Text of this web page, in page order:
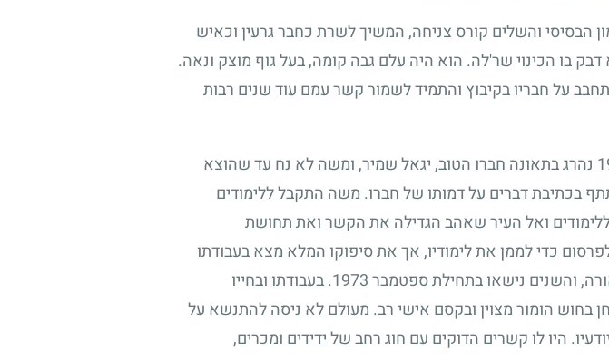
הבסיסי והשלים קורס צניחה, המשיך לשרת כחבר גרעין וכאיש
בו הכינוי שר'לה. הוא היה עלם גבה קומה, בעל גוף מוצק ונאה.
על חבריו בקיבוץ והתמיד לשמור קשר עמם עוד שנים רבות
נהרג בתאונה חברו הטוב, יגאל שמיר, ומשה לא נח עד שהוצא
בכתיבת דברים על דמותו של חברו. משה התקבל ללימודים
ואל העיר שאהב הגדילה את הקשר ואת תחושת
כדי לממן את לימודיו, אך את סיפוקו המלא מצא בעבודתו
והשנים נישאו בתחילת ספטמבר1973. בעבודתו ובחייו
הומור מצוין ובקסם אישי רב. מעולם לא ניסה להתנשא על
היו לו קשרים הדוקים עם חוג רחב של ידידים ומכרים,